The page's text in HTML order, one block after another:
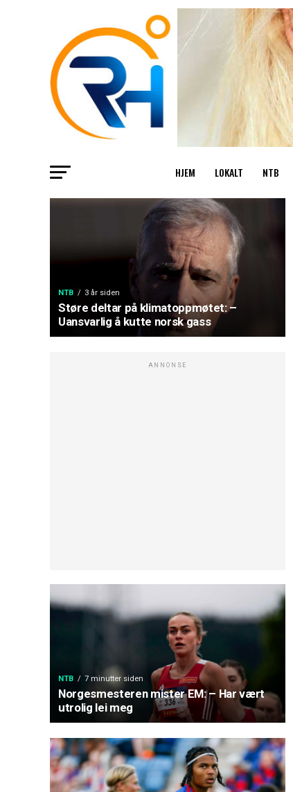
HJEM LOKALT NTB
NTB 3 år siden
Støre deltar på klimatoppmøtet: –
Uansvarlig å kutte norsk gass
ANNONSE
NTB 7 minutter siden
Norgesmesteren mister EM: – Har vært
utrolig lei meg